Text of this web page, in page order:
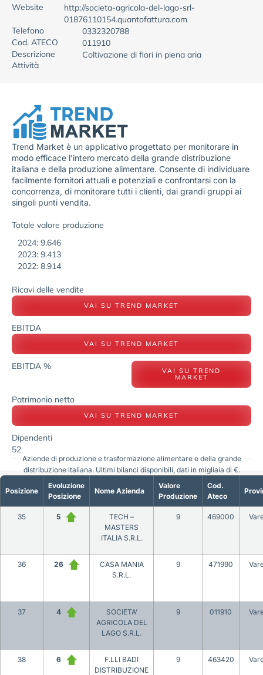
Website
http://societa-agricola-del-lago-srl-
01876110154.quantofattura.com
Telefono
0332320788
Cod. ATECO
011910
Descrizione
Attività
Coltivazione di fiori in piena aria
Trend Market è un applicativo progettato per monitorare in
modo efficace l’intero mercato della grande distribuzione
italiana e della produzione alimentare. Consente di individuare
facilmente fornitori attuali e potenziali e confrontarsi con la
concorrenza, di monitorare tutti i clienti, dai grandi gruppi ai
singoli punti vendita.
Totale valore produzione
2024: 9.646
2023: 9.413
2022: 8.914
Ricavi delle vendite
VAI SU TREND MARKET
EBITDA
VAI SU TREND MARKET
EBITDA % VAI SU TREND
MARKET
Patrimonio netto
VAI SU TREND MARKET
Dipendenti
52
Posizione
Evoluzione
Posizione
Nome Azienda
Valore
Produzione
Cod.
Ateco
35 5
TECH –
MASTERS
ITALIA S.R.L.
9 469000
36 26
CASA MANIA
S.R.L.
9 471990
37 4
SOCIETA’
AGRICOLA DEL
LAGO S.R.L.
9 011910
38 6
F.LLI BADI
DISTRIBUZIONE
9 463420
Aziende di produzione e trasformazione alimentare e della grande
distribuzione italiana. Ultimi bilanci disponibili, dati in migliaia di €.